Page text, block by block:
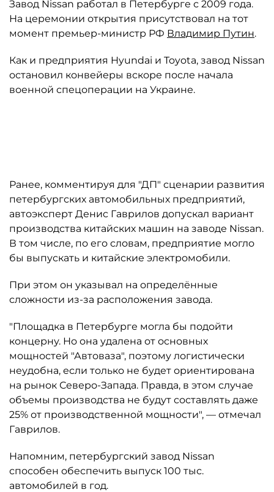
Завод Nissan работал в Петербурге с 2009 года.
На церемонии открытия присутствовал на тот
момент премьер-министр РФ Владимир Путин.
Как и предприятия Hyundai и Toyota, завод Nissan
остановил конвейеры вскоре после начала
военной спецоперации на Украине.
Ранее, комментируя для "ДП" сценарии развития
петербургских автомобильных предприятий,
автоэксперт Денис Гаврилов допускал вариант
производства китайских машин на заводе Nissan.
В том числе, по его словам, предприятие могло
бы выпускать и китайские электромобили.
При этом он указывал на определённые
сложности из-за расположения завода.
"Площадка в Петербурге могла бы подойти
концерну. Но она удалена от основных
мощностей "Автоваза", поэтому логистически
неудобна, если только не будет ориентирована
на рынок Северо-Запада. Правда, в этом случае
объемы производства не будут составлять даже
25% от производственной мощности", — отмечал
Гаврилов.
Напомним, петербургский завод Nissan
способен обеспечить выпуск 100 тыс.
автомобилей в год.